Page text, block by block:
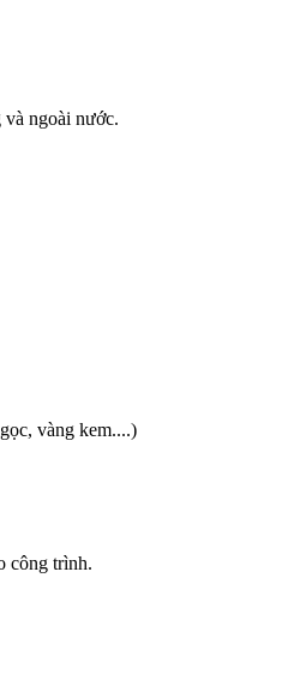
và ngoài nước.
vàng kem....)
công trình.